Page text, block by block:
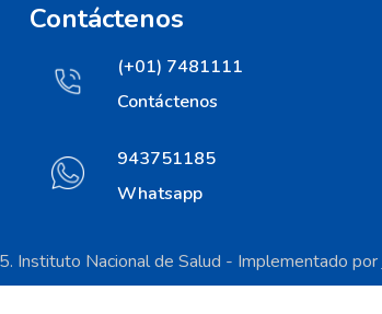
Contáctenos
(+01) 7481111
Contáctenos
943751185
Whatsapp
Instituto Nacional de Salud - Implementado por